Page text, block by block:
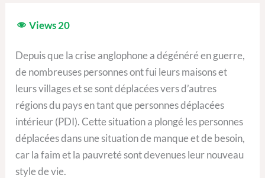
Views20
Depuis que la crise anglophone a dégénéré en guerre,
de nombreuses personnes ont fui leurs maisons et
leurs villages et se sont déplacées vers d’autres
régions du pays en tant que personnes déplacées
intérieur (PDI). Cette situation a plongé les personnes
déplacées dans une situation de manque et de besoin,
car la faim et la pauvreté sont devenues leur nouveau
style de vie.